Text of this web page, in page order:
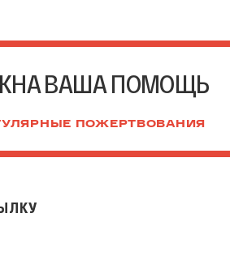
ВАША ПОМОЩЬ
ПОЖЕРТВОВАНИЯ